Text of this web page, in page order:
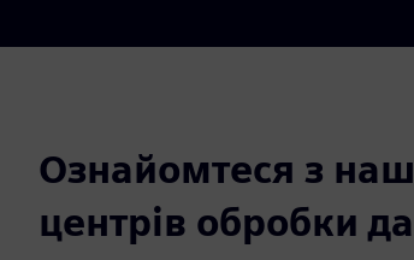
Ознайомтеся з
центрів обробки